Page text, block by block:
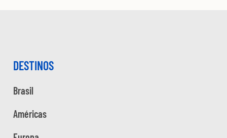
DESTINOS
Brasil
Américas